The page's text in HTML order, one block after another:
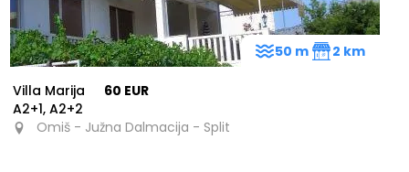
Villa Marija
A2+1, A2+2
60 EUR
Omiš - Južna Dalmacija - Split
50 m 2 km